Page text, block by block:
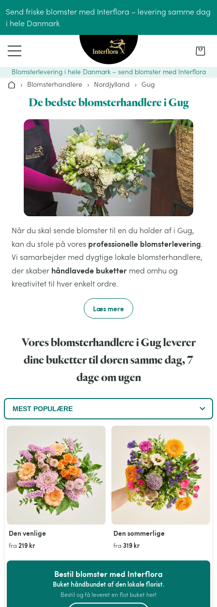
Send friske blomster med Interflora – levering samme dag
i hele Danmark
Blomsterlevering i hele Danmark – send blomster med Interflora
Hjem› Blomsterhandlere › Nordjylland › Gug
De bedste blomsterhandlere i Gug
Når du skal sende blomster til en du holder af i Gug,
kan du stole på vores professionelle blomsterlevering.
Vi samarbejder med dygtige lokale blomsterhandlere,
der skaber håndlavede buketter med omhu og
kreativitet til hver enkelt ordre.
Læs mere
Vores blomsterhandlere i Gug leverer
dine buketter til døren samme dag, 7
dage om ugen
Den venlige
fra 219 kr
Den sommerlige
fra 319 kr
Bestil blomster med Interflora
Buket håndbundet af den lokale florist.
Bestil og få leveret en flot buket her!